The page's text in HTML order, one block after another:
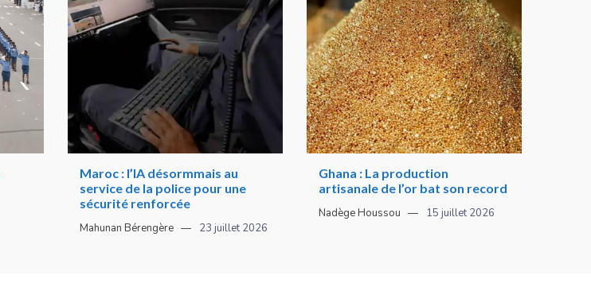
Maroc : l’IA désormmais au
service de la police pour une
sécurité renforcée
Mahunan Bérengère 23 juillet 2026
Ghana : La production
artisanale de l’or bat son record
Nadège Houssou 15 juillet 2026